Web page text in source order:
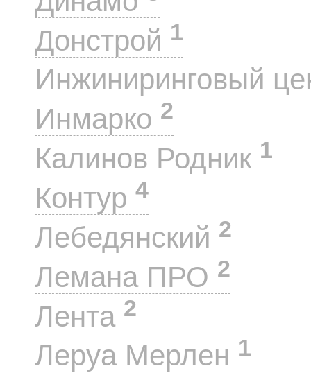
Донстрой 1
Инжиниринговый
Инмарко 2
Калинов Родник 1
Контур 4
Лебедянский 2
Лемана ПРО 2
Лента 2
Леруа Мерлен 1